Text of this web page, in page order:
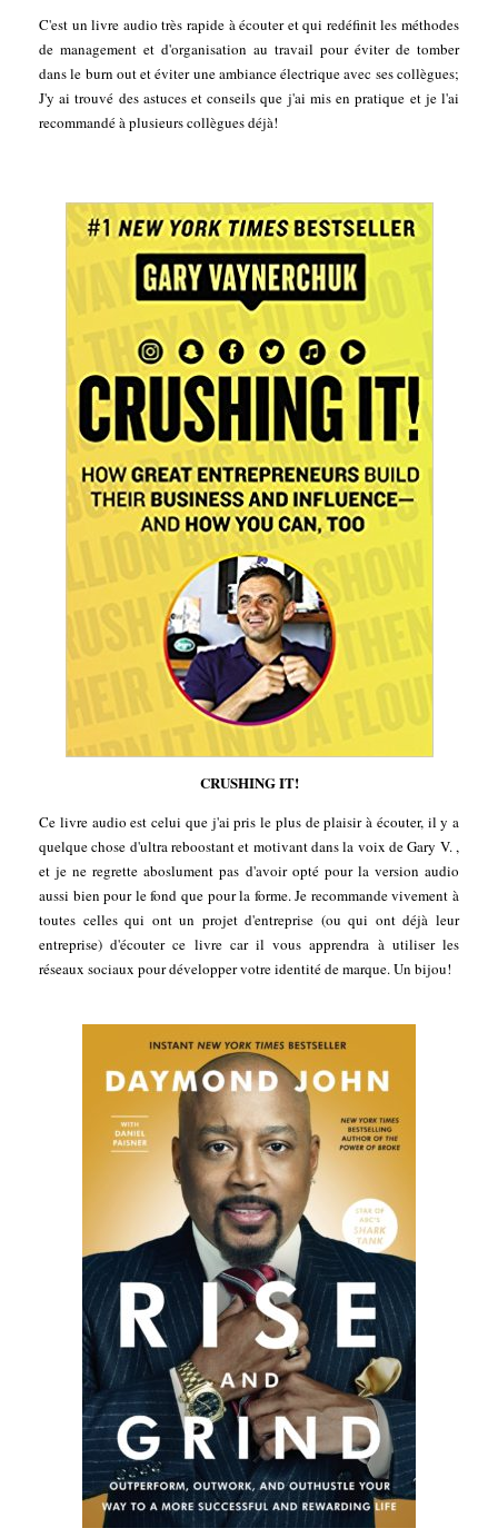
C'est un livre audio très rapide à écouter et qui redéfinit les méthodes
de management et d'organisation au travail pour éviter de tomber
dans le burn out et éviter une ambiance électrique avec ses collègues;
J'y ai trouvé des astuces et conseils que j'ai mis en pratique et je l'ai
recommandé à plusieurs collègues déjà!
CRUSHING IT!
Ce livre audio est celui que j'ai pris le plus de plaisir à écouter, il y a
quelque chose d'ultra reboostant et motivant dans la voix de Gary V. ,
et je ne regrette aboslument pas d'avoir opté pour la version audio
aussi bien pour le fond que pour la forme. Je recommande vivement à
toutes celles qui ont un projet d'entreprise (ou qui ont déjà leur
entreprise) d'écouter ce livre car il vous apprendra à utiliser les
réseaux sociaux pour développer votre identité de marque. Un bijou!